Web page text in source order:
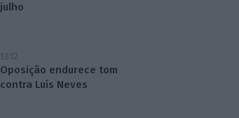
julho
13:12
Oposição endurece tom
contra Luís Neves